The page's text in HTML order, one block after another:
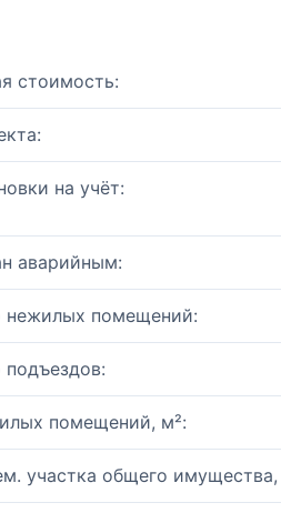
стоимость:
на учёт:
аварийным:
нежилых помещений:
подъездов:
помещений, м²:
участка общего имущества,